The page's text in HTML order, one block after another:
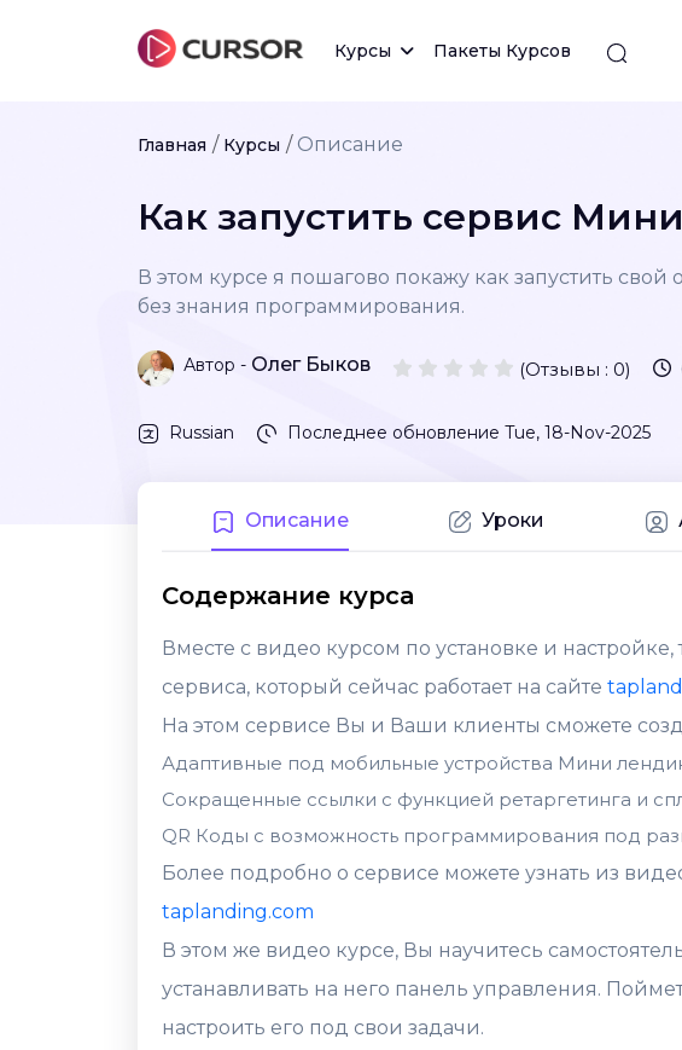
Курсы Пакеты Курсов
Главная Курсы Описание
Как запустить сервис
В этом курсе я пошагово покажу как запустить
без знания программирования.
Автор - Олег Быков (Отзывы : 0)
Russian Последнее обновление Tue, 18-Nov-2025
Описание Уроки
Содержание курса
Вместе с видео курсом по установке и настройке,
сервиса, который сейчас работает на сайте
На этом сервисе Вы и Ваши клиенты сможете
Адаптивные под мобильные устройства Мини
Сокращенные ссылки с функцией ретаргетинга и
QR Коды с возможность программирования под
Более подробно о сервисе можете узнать из
taplanding.com
В этом же видео курсе, Вы научитесь
устанавливать на него панель управления.
настроить его под свои задачи.